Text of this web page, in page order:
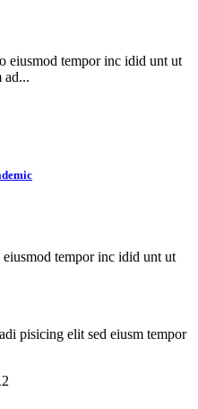
eiusmod tempor inc idid unt ut
ad...
tempor inc idid unt ut
pisicing elit sed eiusm tempor